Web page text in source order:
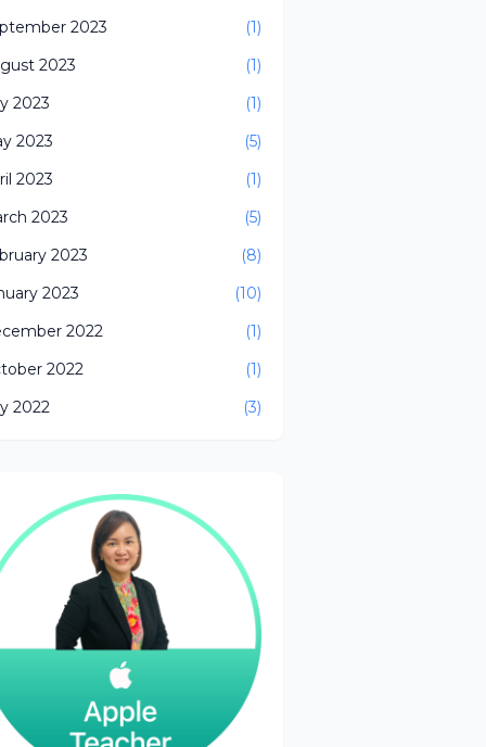
2023
(1)
2023
(1)
2023
(1)
2023
(5)
2023
(1)
2023
(5)
2023
(8)
2023
(10)
2022
(1)
2022
(1)
2022
(3)